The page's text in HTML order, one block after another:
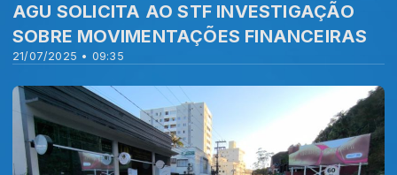
21/07/2025 • 09:35
AGU SOLICITA AO STF INVESTIGAÇÃO
SOBRE MOVIMENTAÇÕES FINANCEIRAS